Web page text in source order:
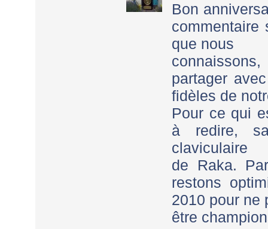
Bon
commentaire
que nous
partager
fidèles de
Pour ce qui
à redire,
claviculaire
de Raka.
restons
2010 pour ne
être